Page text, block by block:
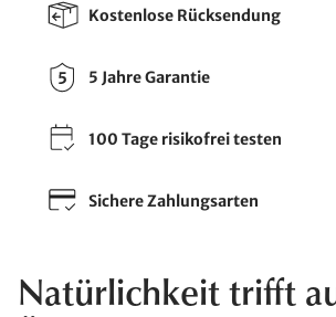
Kostenlose Rücksendung
5 Jahre Garantie
100 Tage risikofrei testen
Sichere Zahlungsarten
Natürlichkeit trifft